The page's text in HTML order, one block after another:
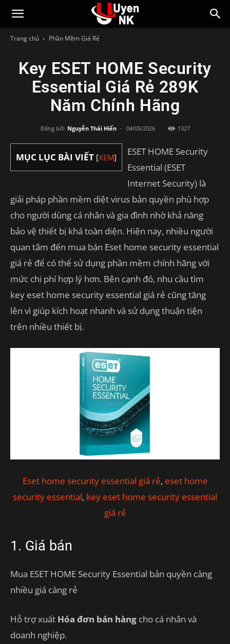
Trang chủ Phần Mềm Giá Rẻ
Key ESET HOME Security
Essential Giá Rẻ 289K
Năm Chính Hãng
Đăng bởi Nguyễn Thái Hiển - 04/05/2026 1327
MỤC LỤC BÀI VIẾT [XEM]
ESET HOME Security
Essential (ESET
Internet Security) là
giải pháp phần mềm diệt virus bản quyền phù hợp
cho người dùng cá nhân và gia đình nhờ khả năng
bảo vệ thiết bị khá toàn diện. Hiện nay, nhiều người
quan tâm đến mua bán Eset home security essential
giá rẻ để có thể sử dụng phần mềm chính hãng với
mức chi phí hợp lý hơn. Bên cạnh đó, nhu cầu tìm
key eset home security essential giá rẻ cũng tăng
lên vì giúp kích hoạt nhanh và sử dụng thuận tiện
trên nhiều thiết bị.
Eset home security essential giá rẻ, eset home
security essential, key eset home security essential
giá rẻ
1. Giá bán
Mua ESET HOME Security Essential bản quyền càng
nhiều giá càng rẻ
Hỗ trợ xuất Hóa đơn bán hàng cho cá nhân và
doanh nghiệp.